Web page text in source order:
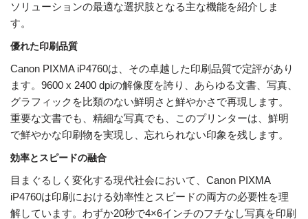
ソリューションの最適な選択肢となる主な機能を紹介しま
す。
優れた印刷品質
Canon PIXMA iP4760は、その卓越した印刷品質で定評があり
ます。9600 x 2400 dpiの解像度を誇り、あらゆる文書、写真、
グラフィックを比類のない鮮明さと鮮やかさで再現します。
重要な文書でも、精細な写真でも、このプリンターは、鮮明
で鮮やかな印刷物を実現し、忘れられない印象を残します。
効率とスピードの融合
目まぐるしく変化する現代社会において、Canon PIXMA
iP4760は印刷における効率性とスピードの両方の必要性を理
解しています。わずか20秒で4×6インチのフチなし写真を印刷